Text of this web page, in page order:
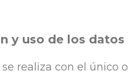
y uso de los datos
realiza con el único